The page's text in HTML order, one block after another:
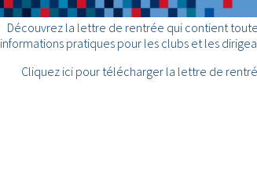
Découvrez la lettre de rentrée qui contient
informations pratiques pour les clubs et les
Cliquez ici pour télécharger la lettre de